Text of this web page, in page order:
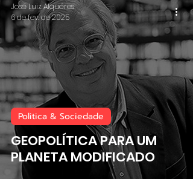
GEOPOLÍTICA PARA UM
PLANETA MODIFICADO
Politica & Sociedade
José Luiz Alquéres
6 de fev. de 2025